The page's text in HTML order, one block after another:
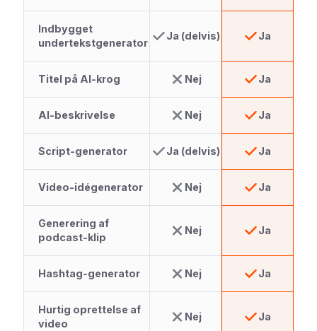
Indbygget
undertekstgenerator
Ja (delvis) Ja
Titel på AI-krog Nej Ja
AI-beskrivelse Nej Ja
Script-generator Ja (delvis) Ja
Video-idégenerator Nej Ja
Generering af
podcast-klip
Nej Ja
Hashtag-generator Nej Ja
Hurtig oprettelse af
video
Nej Ja